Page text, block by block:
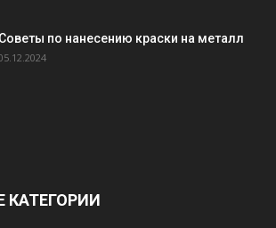
Советы по нанесению краски на металл
КАТЕГОРИИ